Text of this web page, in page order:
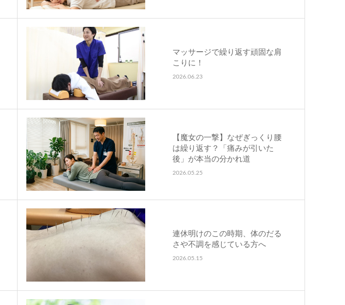
マッサージで繰り返す頑固な肩
こりに！
2026.06.23
【魔女の一撃】なぜぎっくり腰
は繰り返す？「痛みが引いた
後」が本当の分かれ道
2026.05.25
連休明けのこの時期、体のだる
さや不調を感じている方へ
2026.05.15